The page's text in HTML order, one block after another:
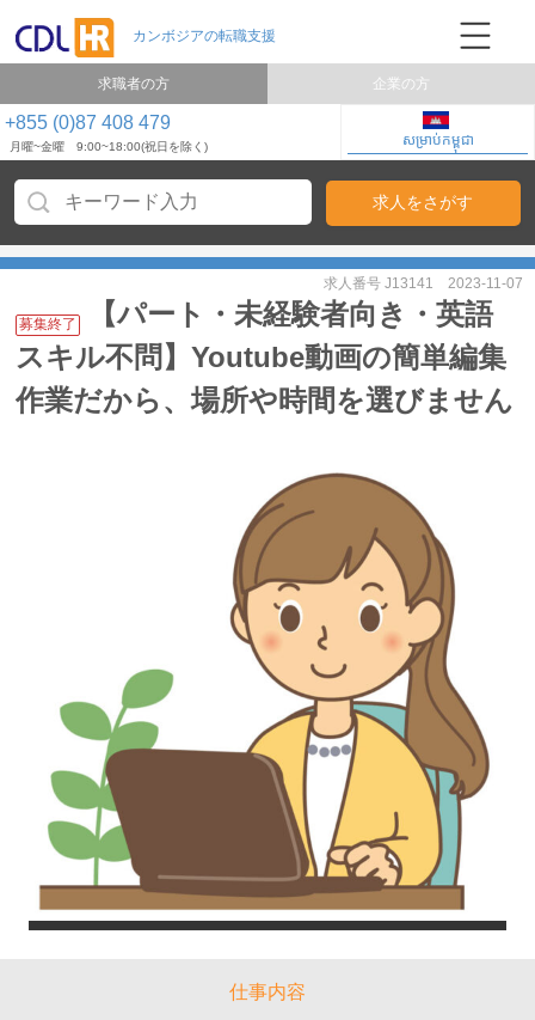
+855 (0)87 408 479
月曜~金曜 9:00~18:00(祝日を除く) សម្រាប់កម្ពុជា
求職者の方 企業の方
募集終了
【パート・未経験者向き・英語
スキル不問】Youtube動画の簡単編集
作業だから、場所や時間を選びません
求人番号 J13141 2023-11-07
仕事内容